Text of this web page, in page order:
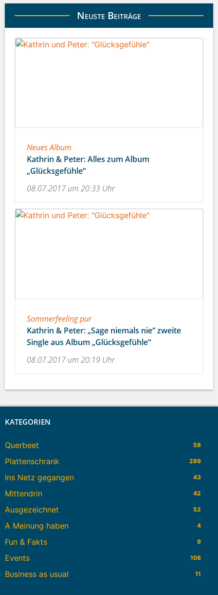
Neuste Beiträge
Neues Album
Kathrin & Peter: Alles zum Album
„Glücksgefühle“
08.07.2017 um 20:33 Uhr
Sommerfeeling pur
Kathrin & Peter: „Sage niemals nie“ zweite
Single aus Album „Glücksgefühle“
08.07.2017 um 20:19 Uhr
KATEGORIEN
Querbeet 58
Plattenschrank 289
Ins Netz gegangen 43
Mittendrin 42
Ausgezeichnet 52
A Meinung haben 4
Fun & Fakts 9
Events 108
Business as usual 11